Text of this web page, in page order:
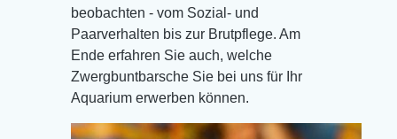
beobachten - vom Sozial- und
Paarverhalten bis zur Brutpflege. Am
Ende erfahren Sie auch, welche
Zwergbuntbarsche Sie bei uns für Ihr
Aquarium erwerben können.